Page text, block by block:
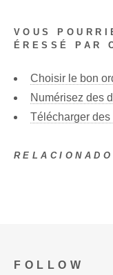
VOUS
ÉRESSÉ PAR
Choisir le bon
Numérisez des
Télécharger des
RELACIONADO
FOLLOW